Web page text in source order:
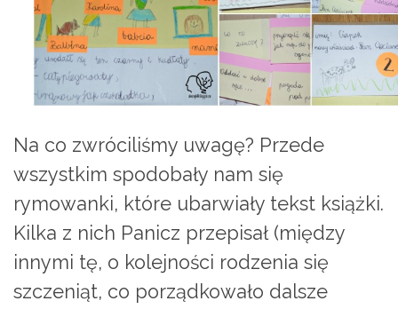
Na co zwróciliśmy uwagę? Przede
wszystkim spodobały nam się
rymowanki, które ubarwiały tekst książki.
Kilka z nich Panicz przepisał (między
innymi tę, o kolejności rodzenia się
szczeniąt, co porządkowało dalsze